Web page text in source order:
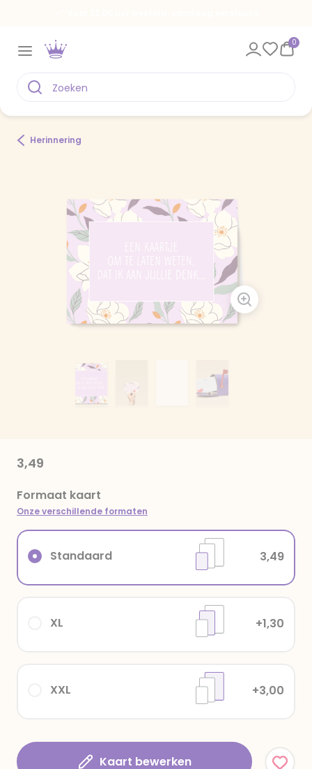
0
Herinnering
3,49
Formaat kaart
Onze verschillende formaten
XXL +3,00
XL +1,30
Standaard 3,49
Kaart bewerken